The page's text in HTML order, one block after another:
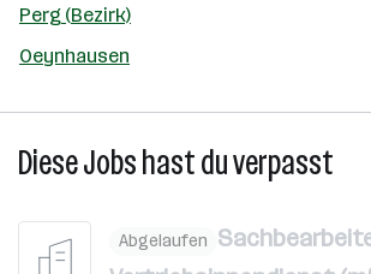
Perg (Bezirk)
Oeynhausen
Diese Jobs hast du verpasst
Abgelaufen